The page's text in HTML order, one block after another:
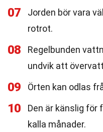
07
Jorden bör vara
rotrot.
08
Regelbunden
undvik att
09 Örten kan odlas
10
Den är känslig för
kalla månader.